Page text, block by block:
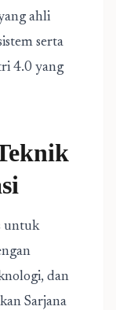
ahli
serta
4.0 yang
untuk
dan
Sarjana